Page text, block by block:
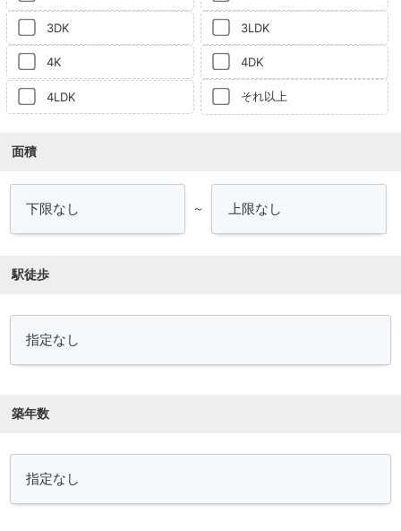
3DK 3LDK
4K 4DK
4LDK それ以上
面積
～
駅徒歩
築年数